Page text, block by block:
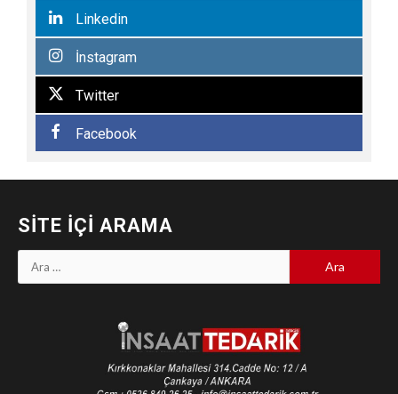
Linkedin
İnstagram
Twitter
Facebook
SITE İÇI ARAMA
Arama: